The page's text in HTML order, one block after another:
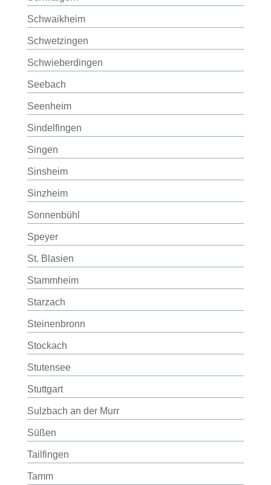
Schwaikheim
Schwetzingen
Schwieberdingen
Seebach
Seenheim
Sindelfingen
Singen
Sinsheim
Sinzheim
Sonnenbühl
Speyer
St. Blasien
Stammheim
Starzach
Steinenbronn
Stockach
Stutensee
Stuttgart
Sulzbach an der Murr
Süßen
Tailfingen
Tamm